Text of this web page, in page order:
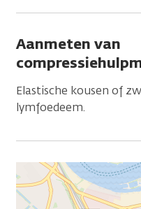
Aanmeten van
Elastische kousen of
lymfoedeem.